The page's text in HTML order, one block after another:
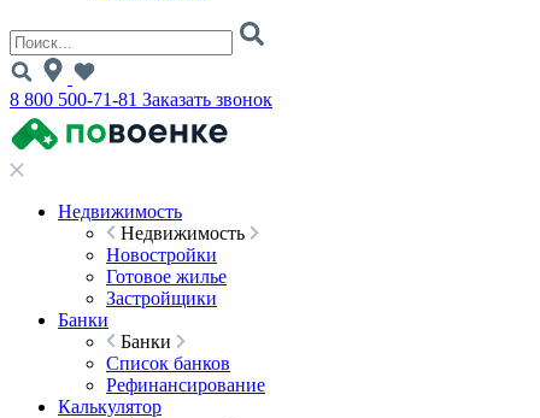
8 800 500-71-81 Заказать звонок
Недвижимость
Недвижимость
Новостройки
Готовое жилье
Застройщики
Банки
Банки
Список банков
Рефинансирование
Калькулятор